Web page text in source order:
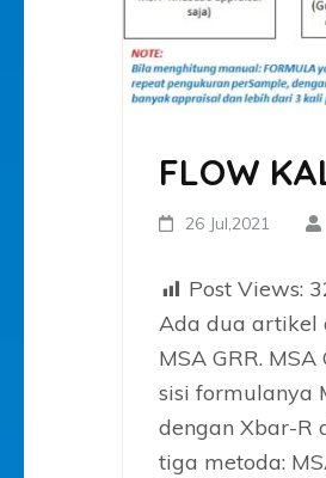
FLOW
26 Jul,2021
Post Views:
Ada dua artikel
MSA GRR.
sisi formulanya
dengan Xbar-R
tiga metoda: